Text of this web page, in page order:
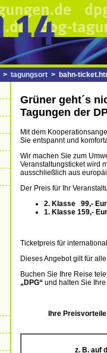
> tagungsort > bahn-
Grüner geht´s
Tagungen der
Mit dem
Sie entspannt und
Wir machen Sie zum
Veranstaltungsticket wird
ausschließlich aus
Der Preis für Ihr
2. Klasse 99,-
1. Klasse 159,-
Ticketpreis für
Dieses Angebot gilt für
Buchen Sie Ihre Reise
„DPG“ und halten Sie
Ihre
z. B. auf